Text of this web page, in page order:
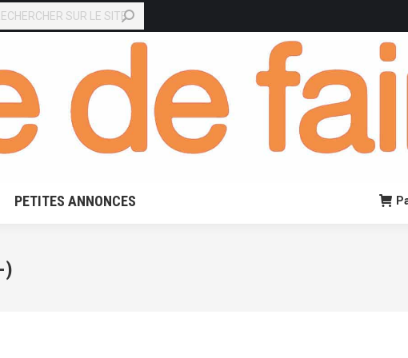
PETITES ANNONCES
)
EN LIGNE PETITES ANNONCES